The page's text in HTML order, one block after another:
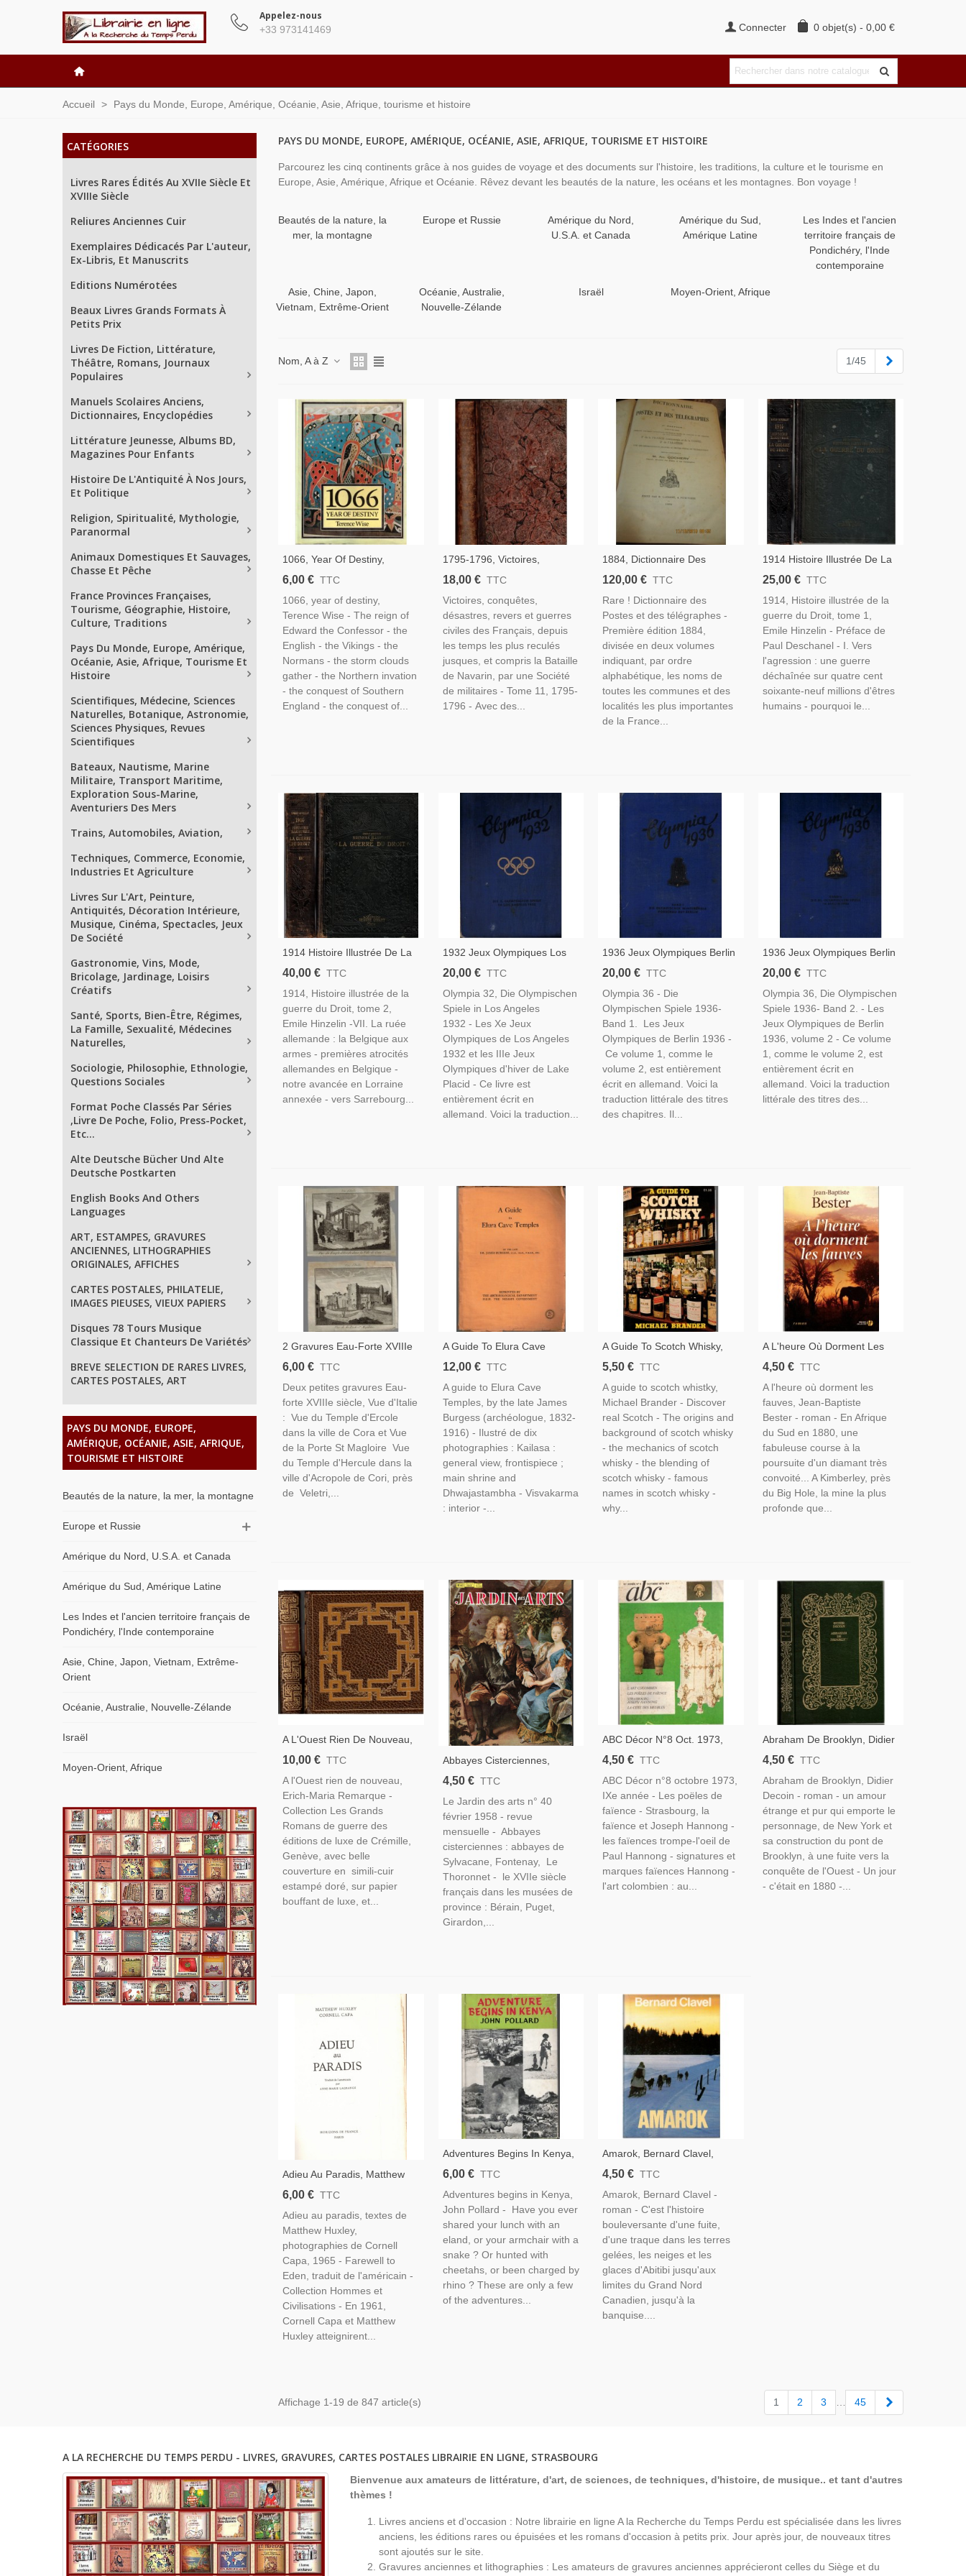
Appelez-nous
+33 973141469 Connecter 0 objet(s) - 0,00 €
Accueil > Pays du Monde, Europe, Amérique, Océanie, Asie, Afrique, tourisme et histoire
CATÉGORIES
Livres Rares Édités Au XVIIe Siècle Et
XVIIIe Siècle
Reliures Anciennes Cuir
Exemplaires Dédicacés Par L'auteur,
Ex-Libris, Et Manuscrits
Editions Numérotées
Beaux Livres Grands Formats À
Petits Prix
Livres De Fiction, Littérature,
Théâtre, Romans, Journaux
Populaires
Manuels Scolaires Anciens,
Dictionnaires, Encyclopédies
Littérature Jeunesse, Albums BD,
Magazines Pour Enfants
Histoire De L'Antiquité À Nos Jours,
Et Politique
Religion, Spiritualité, Mythologie,
Paranormal
Animaux Domestiques Et Sauvages,
Chasse Et Pêche
France Provinces Françaises,
Tourisme, Géographie, Histoire,
Culture, Traditions
Pays Du Monde, Europe, Amérique,
Océanie, Asie, Afrique, Tourisme Et
Histoire
Scientifiques, Médecine, Sciences
Naturelles, Botanique, Astronomie,
Sciences Physiques, Revues
Scientifiques
Bateaux, Nautisme, Marine
Militaire, Transport Maritime,
Exploration Sous-Marine,
Aventuriers Des Mers
Trains, Automobiles, Aviation,
Techniques, Commerce, Economie,
Industries Et Agriculture
Livres Sur L'Art, Peinture,
Antiquités, Décoration Intérieure,
Musique, Cinéma, Spectacles, Jeux
De Société
Gastronomie, Vins, Mode,
Bricolage, Jardinage, Loisirs
Créatifs
Santé, Sports, Bien-Être, Régimes,
La Famille, Sexualité, Médecines
Naturelles,
Sociologie, Philosophie, Ethnologie,
Questions Sociales
Format Poche Classés Par Séries
,Livre De Poche, Folio, Press-Pocket,
Etc...
Alte Deutsche Bücher Und Alte
Deutsche Postkarten
English Books And Others
Languages
ART, ESTAMPES, GRAVURES
ANCIENNES, LITHOGRAPHIES
ORIGINALES, AFFICHES
CARTES POSTALES, PHILATELIE,
IMAGES PIEUSES, VIEUX PAPIERS
Disques 78 Tours Musique
Classique Et Chanteurs De Variétés
BREVE SELECTION DE RARES LIVRES,
CARTES POSTALES, ART
PAYS DU MONDE, EUROPE,
AMÉRIQUE, OCÉANIE, ASIE, AFRIQUE,
TOURISME ET HISTOIRE
Beautés de la nature, la mer, la montagne
Europe et Russie
Amérique du Nord, U.S.A. et Canada
Amérique du Sud, Amérique Latine
Les Indes et l'ancien territoire français de
Pondichéry, l'Inde contemporaine
Asie, Chine, Japon, Vietnam, Extrême-
Orient
Océanie, Australie, Nouvelle-Zélande
Israël
Moyen-Orient, Afrique
PAYS DU MONDE, EUROPE, AMÉRIQUE, OCÉANIE, ASIE, AFRIQUE, TOURISME ET HISTOIRE
Parcourez les cinq continents grâce à nos guides de voyage et des documents sur l'histoire, les traditions, la culture et le tourisme en
Europe, Asie, Amérique, Afrique et Océanie. Rêvez devant les beautés de la nature, les océans et les montagnes. Bon voyage !
Beautés de la nature, la
mer, la montagne
Europe et Russie
Amérique du Nord,
U.S.A. et Canada
Amérique du Sud,
Amérique Latine
Les Indes et l'ancien
territoire français de
Pondichéry, l'Inde
contemporaine
Asie, Chine, Japon,
Vietnam, Extrême-Orient
Océanie, Australie,
Nouvelle-Zélande
Israël Moyen-Orient, Afrique
Nom, A à Z 1/45
1066, Year Of Destiny,
Terence Wise, 1979 - Moyen
Age, Histoire Angleterre,
Invasions Normandes, Middle
Age, English Books
6,00 € TTC
1066, year of destiny,
Terence Wise - The reign of
Edward the Confessor - the
English - the Vikings - the
Normans - the storm clouds
gather - the Northern invation
- the conquest of Southern
England - the conquest of...
1795-1796, Victoires,
Conquêtes, Désastres,
Revers Et Guerres Civiles
Des Français - Militaires,
Directoire, Gravures, Italie
18,00 € TTC
Victoires, conquêtes,
désastres, revers et guerres
civiles des Français, depuis
les temps les plus reculés
jusques, et compris la Bataille
de Navarin, par une Société
de militaires - Tome 11, 1795-
1796 - Avec des...
1884, Dictionnaire Des
Postes Et Des Télégraphes
De La France Et De L'Algérie,
Cochery - Annuaire Algérie,
France, Généalogie,
120,00 € TTC
Rare ! Dictionnaire des
Postes et des télégraphes -
Première édition 1884,
divisée en deux volumes
indiquant, par ordre
alphabétique, les noms de
toutes les communes et des
localités les plus importantes
de la France...
1914 Histoire Illustrée De La
Guerre Du Droit T1, Emile
Hinzelin, 1916 - Guerre 1914-
1918, Relations
Internationales XXe
25,00 € TTC
1914, Histoire illustrée de la
guerre du Droit, tome 1,
Emile Hinzelin - Préface de
Paul Deschanel - I. Vers
l'agression : une guerre
déchaînée sur quatre cent
soixante-neuf millions d'êtres
humains - pourquoi le...
1914 Histoire Illustrée De La
Guerre Du Droit T2, Emile
1918, Bataille De La Marne,
Guerre Mondiale
40,00 € TTC
1914, Histoire illustrée de la
guerre du Droit, tome 2,
Emile Hinzelin -VII. La ruée
allemande : la Belgique aux
armes - premières atrocités
allemandes en Belgique -
notre avancée en Lorraine
annexée - vers Sarrebourg...
1932 Jeux Olympiques Los
Angeles / Lake Placid -
Spiele Los Angeles - Sport,
Etats-Unis, Vignettes,
20,00 € TTC
Olympia 32, Die Olympischen
Spiele in Los Angeles
1932 - Les Xe Jeux
Olympiques de Los Angeles
1932 et les IIIe Jeux
Olympiques d'hiver de Lake
Placid - Ce livre est
entièrement écrit en
allemand. Voici la traduction...
1936 Jeux Olympiques Berlin
- Olympia 36 Die
T1 - Propagande Nazisme,
Sport, Vignettes,
20,00 € TTC
Olympia 36 - Die
Olympischen Spiele 1936-
Band 1. Les Jeux
Olympiques de Berlin 1936 -
Ce volume 1, comme le
volume 2, est entièrement
écrit en allemand. Voici la
traduction littérale des titres
des chapitres. Il...
1936 Jeux Olympiques Berlin
- Olympia 36 Die
T2 - Propagande Nazisme,
Sport, Vignettes,
20,00 € TTC
Olympia 36, Die Olympischen
Spiele 1936- Band 2. - Les
Jeux Olympiques de Berlin
1936, volume 2 - Ce volume
1, comme le volume 2, est
entièrement écrit en
allemand. Voici la traduction
littérale des titres des...
2 Gravures Eau-Forte XVIIIe
Siècle, Vue D'Italie, Vue Du
Temple D'Ercole Dans La Ville
De Cora, Porte St Magloire -
6,00 € TTC
Deux petites gravures Eau-
forte XVIIIe siècle, Vue d'Italie
: Vue du Temple d'Ercole
dans la ville de Cora et Vue
de la Porte St Magloire Vue
du Temple d'Hercule dans la
ville d'Acropole de Cori, près
de Veletri,...
A Guide To Elura Cave
Temples, James Burgess,
1929 - Indes, Art Hindou,
Bouddhisme, Hindouisme,
Brahmanisme,
12,00 € TTC
A guide to Elura Cave
Temples, by the late James
Burgess (archéologue, 1832-
1916) - Ilustré de dix
photographies : Kailasa :
general view, frontispiece ;
main shrine and
Dhwajastambha - Visvakarma
: interior -...
A Guide To Scotch Whisky,
Michael Brander, 1977 -
Ecosse, Whisky, Alcools, Vins,
Distillers,
5,50 € TTC
A guide to scotch whistky,
Michael Brander - Discover
real Scotch - The origins and
background of scotch whisky
- the mechanics of scotch
whisky - the blending of
scotch whisky - famous
names in scotch whisky -
why...
A L'heure Où Dorment Les
Fauves, Jean-Baptiste Bester,
2009 - Afrique Du Sud XIXe
Siècle, Roman D'aventure
4,50 € TTC
A l'heure où dorment les
fauves, Jean-Baptiste
Bester - roman - En Afrique
du Sud en 1880, une
fabuleuse course à la
poursuite d'un diamant très
convoité... A Kimberley, près
du Big Hole, la mine la plus
profonde que...
A L'Ouest Rien De Nouveau,
Erich-Maria Remarque, 1972
Allemande, Les Grands
Romans De Guerre,
10,00 € TTC
A l'Ouest rien de nouveau,
Erich-Maria Remarque -
Collection Les Grands
Romans de guerre des
éditions de luxe de Crémille,
Genève, avec belle
couverture en simili-cuir
estampé doré, sur papier
bouffant de luxe, et...
Abbayes Cisterciennes,
Châteaux Hongrie, Peintres
Le Jardin Des Arts N°40
Février 1958,
4,50 € TTC
Le Jardin des arts n° 40
février 1958 - revue
mensuelle - Abbayes
cisterciennes : abbayes de
Sylvacane, Fontenay, Le
Thoronnet - le XVIIe siècle
français dans les musées de
province : Bérain, Puget,
Girardon,...
ABC Décor N°8 Oct. 1973,
Strasbourg Faïence Joseph
L'art Colombien, Amérique
Latine, - Antiquités
4,50 € TTC
ABC Décor n°8 octobre 1973,
IXe année - Les poëles de
faïence - Strasbourg, la
faïence et Joseph Hannong -
les faïences trompe-l'oeil de
Paul Hannong - signatures et
marques faïences Hannong -
l'art colombien : au...
Abraham De Brooklyn, Didier
Decoin, 1978 - Amour Pur Du
La Conquête De L'Ouest
4,50 € TTC
Abraham de Brooklyn, Didier
Decoin - roman - un amour
étrange et pur qui emporte le
personnage, de New York et
sa construction du pont de
Brooklyn, à une fuite vers la
conquête de l'Ouest - Un jour
- c'était en 1880 -...
Adieu Au Paradis, Matthew
Huxley Cornell Capa 1965 -
Disparus, Brésil, Ethnologie,
Amérique Du Sud,
6,00 € TTC
Adieu au paradis, textes de
Matthew Huxley,
photographies de Cornell
Capa, 1965 - Farewell to
Eden, traduit de l'américain -
Collection Hommes et
Civilisations - En 1961,
Cornell Capa et Matthew
Huxley atteignirent...
Adventures Begins In Kenya,
John Pollard, 1957 -, Animaux
Africaine,
6,00 € TTC
Adventures begins in Kenya,
John Pollard - Have you ever
shared your lunch with an
eland, or your armchair with a
snake ? Or hunted with
cheetahs, or been charged by
rhino ? These are only a few
of the adventures...
Amarok, Bernard Clavel,
1987 - Chien De Traîneau,
4,50 € TTC
Amarok, Bernard Clavel -
roman - C'est l'histoire
bouleversante d'une fuite,
d'une traque dans les terres
gelées, les neiges et les
glaces d'Abitibi jusqu'aux
limites du Grand Nord
Canadien, jusqu'à la
banquise....
Affichage 1-19 de 847 article(s) 1 2 3 … 45
A LA RECHERCHE DU TEMPS PERDU - LIVRES, GRAVURES, CARTES POSTALES LIBRAIRIE EN LIGNE, STRASBOURG
Bienvenue aux amateurs de littérature, d'art, de sciences, de techniques, d'histoire, de musique.. et tant d'autres
thèmes !
Livres anciens et d'occasion : Notre librairie en ligne A la Recherche du Temps Perdu est spécialisée dans les livres
anciens, les éditions rares ou épuisées et les romans d'occasion à petits prix. Jour après jour, de nouveaux titres
sont ajoutés sur le site.
Gravures anciennes et lithographies : Les amateurs de gravures anciennes apprécieront celles du Siège et du